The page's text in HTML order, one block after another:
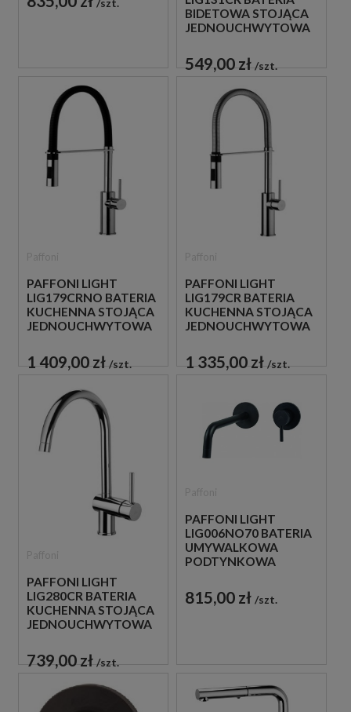
BIDETOWA STOJĄCA
JEDNOUCHWYTOWA
549,00 zł szt.
PAFFONI LIGHT
LIG179CRNO BATERIA
KUCHENNA STOJĄCA
JEDNOUCHWYTOWA
1 409,00 zł szt.
PAFFONI LIGHT
LIG179CR BATERIA
KUCHENNA STOJĄCA
JEDNOUCHWYTOWA
1 335,00 zł szt.
PAFFONI LIGHT
LIG280CR BATERIA
KUCHENNA STOJĄCA
JEDNOUCHWYTOWA
739,00 zł szt.
PAFFONI LIGHT
LIG006NO70 BATERIA
UMYWALKOWA
PODTYNKOWA
CZARNA
815,00 zł szt.